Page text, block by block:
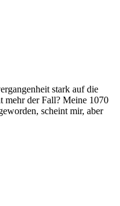
stark auf die
mehr der Fall? Meine 1070
scheint mir, aber